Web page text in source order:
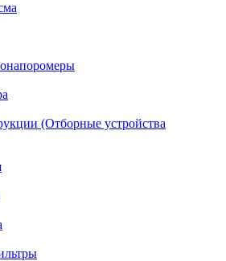
(Отборные устройства